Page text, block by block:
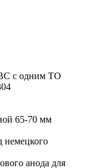
с одним ТО
65-70 мм
немецкого
анода для